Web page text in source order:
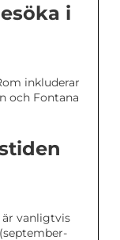
i
inkluderar
och Fontana
är vanligtvis